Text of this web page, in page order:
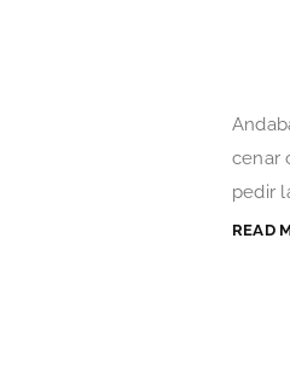
cenar
pedir
READ